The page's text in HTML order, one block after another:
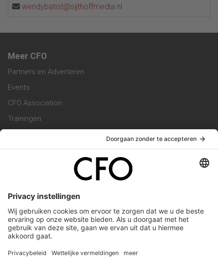
wendybatist@sijthoffmedia.nl
Meer CFO
Partners en Adverteren
Events
CFO Association
Trainingen
Vacatures
Service & Contact
Werken bij ons
Privacy Statement
Algemene Voorwaarden